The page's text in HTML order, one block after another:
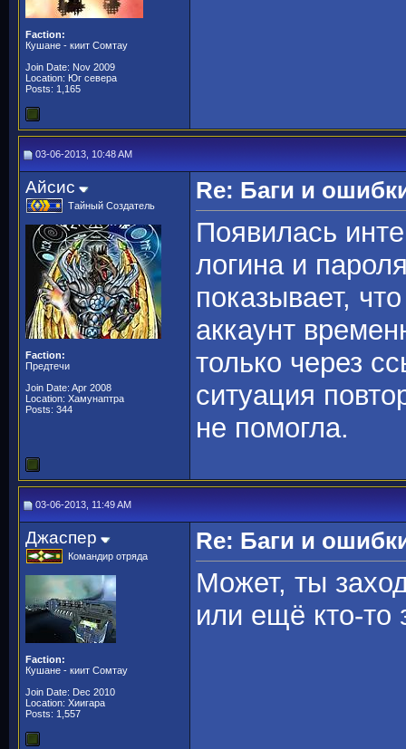
Faction:
Кушане - киит Сомтау
Join Date: Nov 2009
Location: Юг севера
Posts: 1,165
03-06-2013, 10:48 AM
Айсис
Тайный Создатель
Faction:
Предтечи
Join Date: Apr 2008
Location: Хамунаптра
Posts: 344
Re: Баги и
Появилась
логина и
показывает,
аккаунт
только через
ситуация
не помогла.
03-06-2013, 11:49 AM
Джаспер
Командир отряда
Faction:
Кушане - киит Сомтау
Join Date: Dec 2010
Location: Хиигара
Posts: 1,557
Re: Баги и
Может, ты
или ещё кто-то